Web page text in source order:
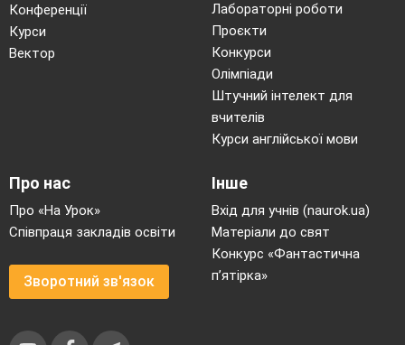
Конференції
Курси
Вектор
Лабораторні роботи
Проєкти
Конкурси
Олімпіади
Штучний інтелект для
вчителів
Курси англійської мови
Про нас
Про «На Урок»
Співпраця закладів освіти
Зворотний зв'язок
Інше
Вхід для учнів (naurok.ua)
Матеріали до свят
Конкурс «Фантастична
п’ятірка»